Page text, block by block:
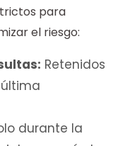
para
el riesgo:
Retenidos
durante la